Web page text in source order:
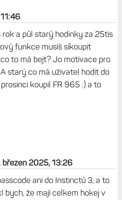
rok a půl starý hodinky za 25tis
funkce musíš sikoupit
to má bejt? Jo motivace pro
starý co má uživatel hodit do
koupil FR 965 :) a to
březen 2025, 13:26
ani do Instinctů 3, a to
bych, že mají celkem hokej v